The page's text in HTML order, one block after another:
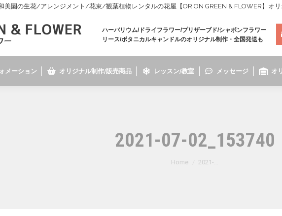
美園の生花/アレンジメント/花束/観葉植物レンタルの花屋【ORION GREEN & FLOWER】オ
ハーバリウム/ドライフラワー/プリザーブド/シャボンフラワー
リース/ボタニカルキャンドルのオリジナル制作・全国発送も
メーション オリジナル制作/販売商品 レッスン/教室 メッセージ オ
2021-07-02_153740
You are here:
Home 2021-…